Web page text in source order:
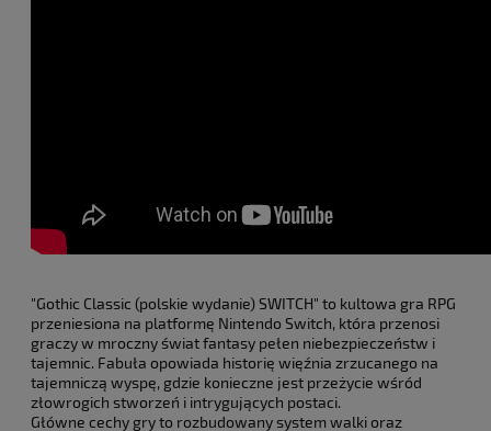
"Gothic Classic (polskie wydanie) SWITCH" to kultowa gra RPG
przeniesiona na platformę Nintendo Switch, która przenosi
graczy w mroczny świat fantasy pełen niebezpieczeństw i
tajemnic. Fabuła opowiada historię więźnia zrzucanego na
tajemniczą wyspę, gdzie konieczne jest przeżycie wśród
złowrogich stworzeń i intrygujących postaci.
Główne cechy gry to rozbudowany system walki oraz